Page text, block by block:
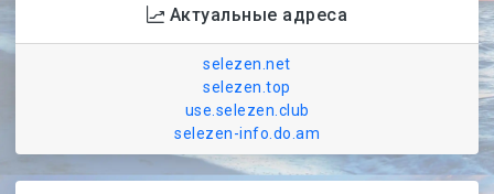
Актуальные адреса
selezen.net
selezen.top
use.selezen.club
selezen-info.do.am